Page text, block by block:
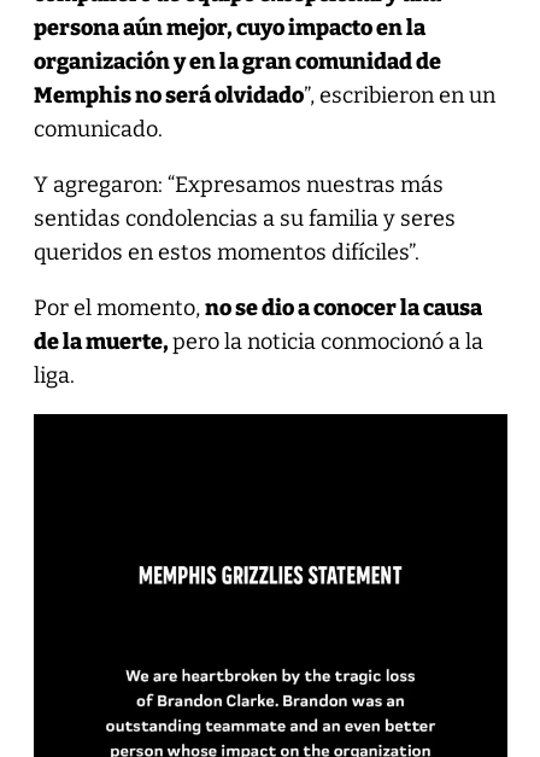
persona aún mejor, cuyo impacto en la
organización y en la gran comunidad de
Memphis no será olvidado”, escribieron en un
comunicado.
Y agregaron: “Expresamos nuestras más
sentidas condolencias a su familia y seres
queridos en estos momentos difíciles”.
Por el momento,no se dio a conocer la causa
de la muerte,pero la noticia conmocionó a la
liga.